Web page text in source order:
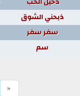
ذبحني الشوق
سفر سفر
سم
«